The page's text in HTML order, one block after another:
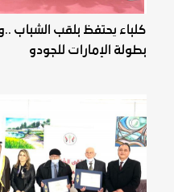
كلباء يحتفظ بلقب الشباب
بطولة الإمارات للجودو